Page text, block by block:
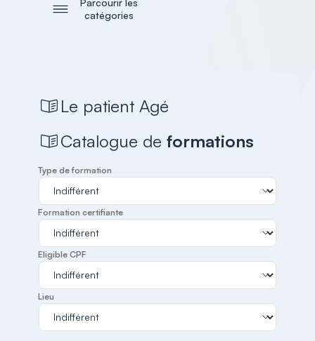
Parcourir les
catégories
Le patient Agé
Catalogue deformations
Type de formation
Formation certifiante
Eligible CPF
Lieu